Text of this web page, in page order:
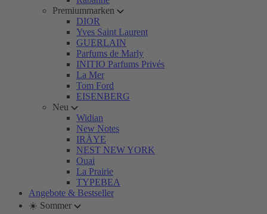
Premiummarken
DIOR
Yves Saint Laurent
GUERLAIN
Parfums de Marly
INITIO Parfums Privés
La Mer
Tom Ford
EISENBERG
Neu
Widian
New Notes
IRÄYE
NEST NEW YORK
Ouai
La Prairie
TYPEBEA
Angebote & Bestseller
☀️ Sommer